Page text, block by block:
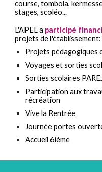
course, tombola,
stages,scoléo...
L'APEL a participé
projets de l'établissement:
Projets pédagogiques
Voyages et sorties
Sorties scolaires
Participation aux
récréation
Vive la Rentrée​
Journée portes
Accueil 6ième ​